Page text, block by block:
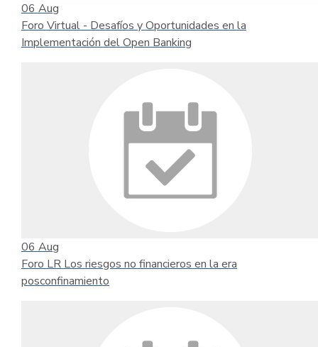
06 Aug
Foro Virtual - Desafíos y Oportunidades en la
Implementación del Open Banking
06 Aug
Foro LR Los riesgos no financieros en la era
posconfinamiento